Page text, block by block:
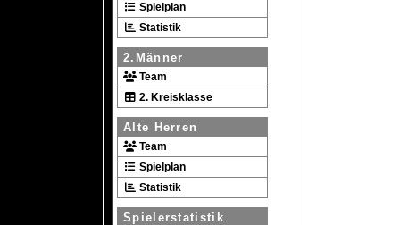
Spielplan
Statistik
2.Männer
Team
2. Kreisklasse
Alte Herren
Team
Spielplan
Statistik
Spielerstatistik